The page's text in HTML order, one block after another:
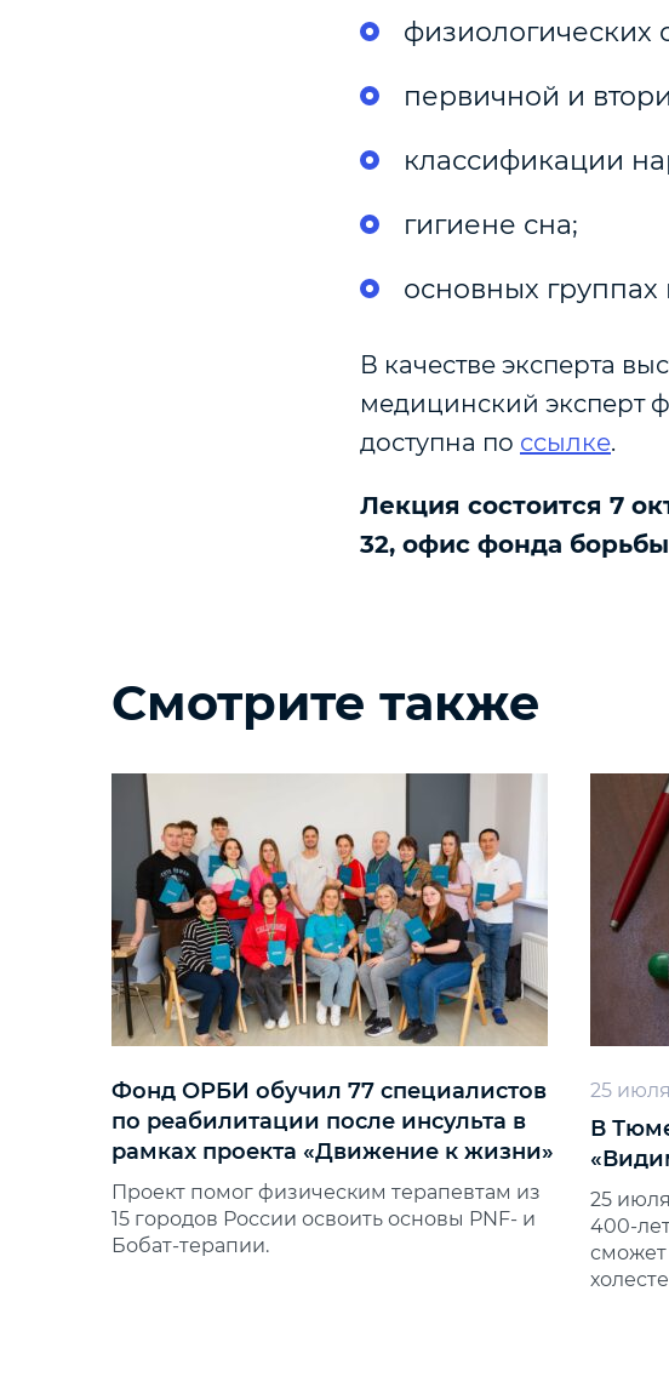
физиологических
первичной и
классификации
гигиене сна;
основных группах
В качестве эксперта
медицинский эксперт
доступна по ссылке.
Лекция состоится 7
32, офис фонда
Смотрите также
Фонд ОРБИ обучил 77 специалистов
по реабилитации после инсульта в
рамках проекта «Движение к жизни»
Проект помог физическим терапевтам из
15 городов России освоить основы PNF‑ и
Бобат‑терапии.
25
В
25
сможет